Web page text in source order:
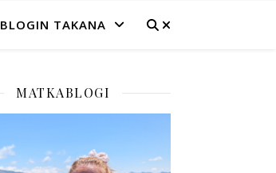
BLOGIN TAKANA
MATKABLOGI